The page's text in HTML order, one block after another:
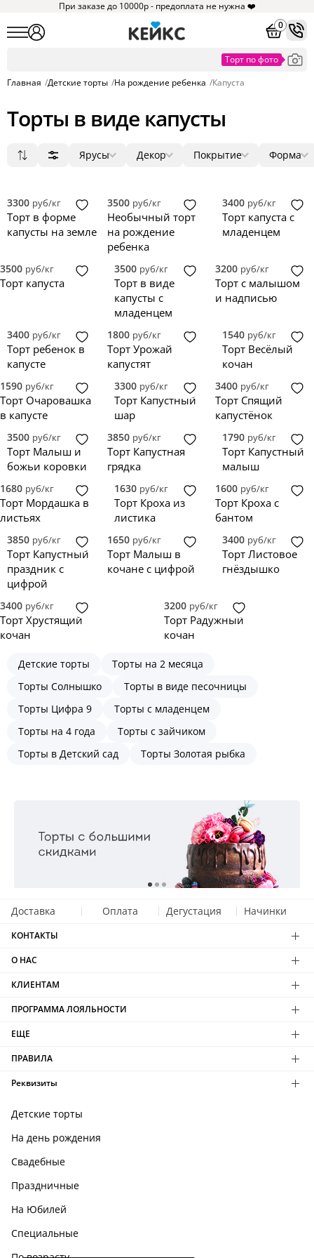
При заказе до 10000р - предоплата не нужна ❤️
0
Главная /Детские торты /На рождение ребенка /Капуста
Торты в виде капусты
Сначала дорогие
Новинки
Ярусы
3
0
4
0
5
0
Декор
цветы
0
фотопечать
0
надпись
топпер
Покрытие
без мастики
0
зеркальная глазурь
0
голый торт
0
велюр
Форма
прямоугольник
сердце
3300 руб/кг
Торт в форме
капусты на земле
3500 руб/кг
Необычный торт
на рождение
ребенка
3400 руб/кг
Торт капуста с
младенцем
3500 руб/кг
Торт капуста
3500 руб/кг
Торт в виде
капусты с
младенцем
3200 руб/кг
Торт с малышом
и надписью
3400 руб/кг
Торт ребенок в
капусте
1800 руб/кг
Торт Урожай
капустят
1540 руб/кг
Торт Весёлый
кочан
1590 руб/кг
Торт Очаровашка
в капусте
3300 руб/кг
Торт Капустный
шар
3400 руб/кг
Торт Спящий
капустёнок
3500 руб/кг
Торт Малыш и
божьи коровки
3850 руб/кг
Торт Капустная
грядка
1790 руб/кг
Торт Капустный
малыш
1680 руб/кг
Торт Мордашка в
листьях
1630 руб/кг
Торт Кроха из
листика
1600 руб/кг
Торт Кроха с
бантом
3850 руб/кг
Торт Капустный
праздник с
цифрой
1650 руб/кг
Торт Малыш в
кочане с цифрой
3400 руб/кг
Торт Листовое
гнёздышко
3400 руб/кг
Торт Хрустящий
кочан
3200 руб/кг
Торт Радужный
кочан
Детские торты
Торты на 2 месяца
Торты Солнышко
Торты в виде песочницы
Торты Цифра 9
Торты с младенцем
Торты на 4 года
Торты с зайчиком
Торты в Детский сад
Торты Золотая рыбка
Доставка Оплата Дегустация Начинки
КОНТАКТЫ
О НАС
КЛИЕНТАМ
ПРОГРАММА ЛОЯЛЬНОСТИ
ЕЩЕ
ПРАВИЛА
Реквизиты
Детские торты
На день рождения
Свадебные
Праздничные
На Юбилей
Специальные